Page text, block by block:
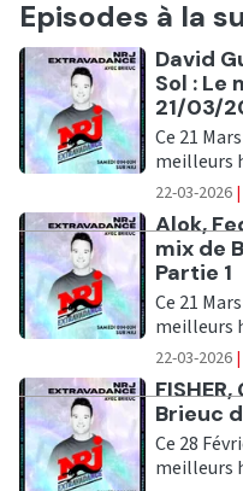
Episodes à la
Ecouter
David
Sol : Le
21/03/
Ce 21
meilleurs
22-03-2026 |
Ecouter
Alok,
mix de
Partie 1
Ce 21
meilleurs
22-03-2026 |
Ecouter
Brieuc
Ce 28
meilleurs